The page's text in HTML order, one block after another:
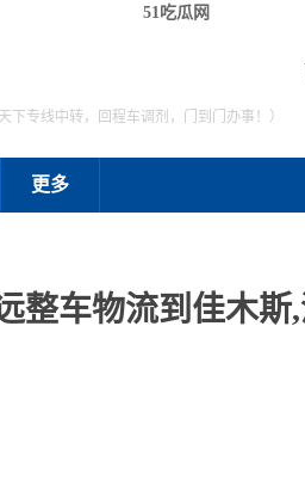
51吃瓜网
下专线中转，回程车调剂，门到门办事！）
更多
整车物流到佳木